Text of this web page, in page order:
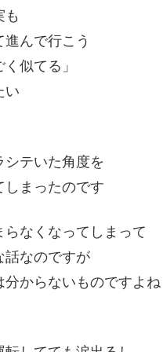
も
んで行こう
似てる」
い
テいた角度を
しまったのです
らなくなってしまって
話なのですが
分からないものですよね